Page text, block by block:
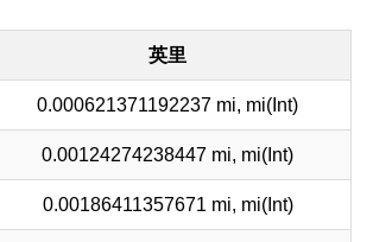
英里
0.000621371192237 mi, mi(Int)
0.00124274238447 mi, mi(Int)
0.00186411357671 mi, mi(Int)